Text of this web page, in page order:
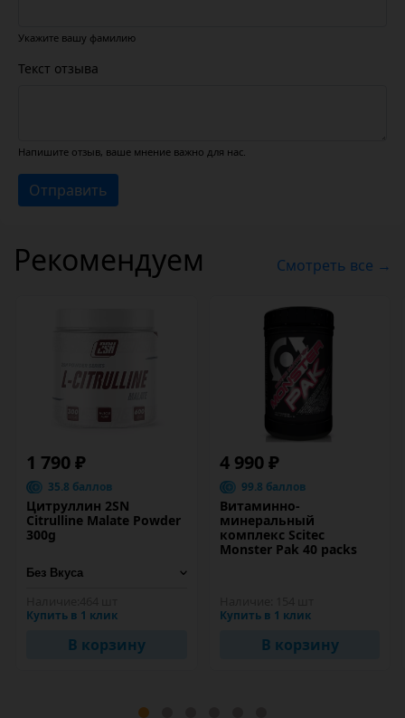
Укажите вашу фамилию
Текст отзыва
Напишите отзыв, ваше мнение важно для нас.
Отправить
Рекомендуем Смотреть все →
1 790 ₽
35.8 баллов
Цитруллин 2SN
Citrulline Malate Powder
300g
Купить в 1 клик
В корзину
4 990 ₽
99.8 баллов
Витаминно-
минеральный
комплекс Scitec
Monster Pak 40 packs
Купить в 1 клик
В корзину